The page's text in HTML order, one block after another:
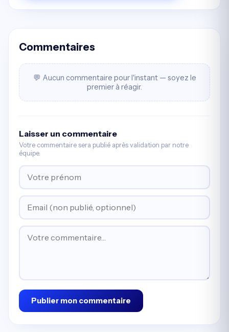
Commentaires
💬 Aucun commentaire pour l'instant — soyez le
premier à réagir.
Laisser un commentaire
Votre commentaire sera publié après validation par notre
équipe.
Publier mon commentaire